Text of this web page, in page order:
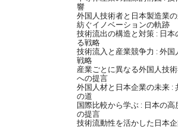
響
外国人技術者と日本製造業
紡ぐイノベーションの軌跡
技術流出の構造と対策 : 日
る戦略
技術流入と産業競争力 : 外
戦略
産業ごとに異なる外国人技
への提言
外国人材と日本企業の未来 :
の道
国際比較から学ぶ : 日本の
の提言
技術流動性を活かした日本